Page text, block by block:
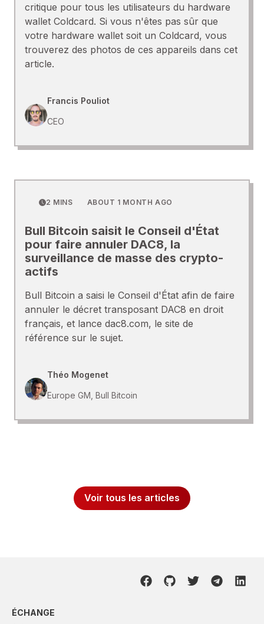
critique pour tous les utilisateurs du hardware
wallet Coldcard. Si vous n'êtes pas sûr que
votre hardware wallet soit un Coldcard, vous
trouverez des photos de ces appareils dans cet
article.
Francis Pouliot
CEO
2 MINS ABOUT 1 MONTH AGO
Bull Bitcoin saisit le Conseil d'État
pour faire annuler DAC8, la
surveillance de masse des crypto-
actifs
Bull Bitcoin a saisi le Conseil d'État afin de faire
annuler le décret transposant DAC8 en droit
français, et lance dac8.com, le site de
référence sur le sujet.
Théo Mogenet
Europe GM, Bull Bitcoin
Voir tous les articles
ÉCHANGE